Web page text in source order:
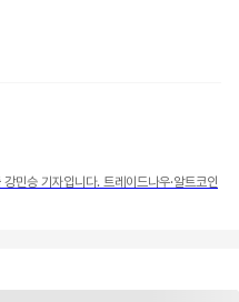
민승 기자입니다. 트레이드나우·알트코인